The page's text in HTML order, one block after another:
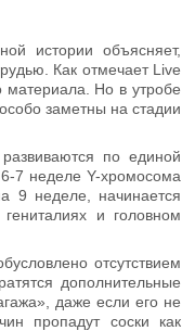
истории объясняет,
Как отмечает Live
материала. Но в утробе
заметны на стадии
по единой
7 неделе Y-хромосома
9 неделе, начинается
гениталиях и головном
отсутствием
дополнительные
даже если его не
пропадут соски как